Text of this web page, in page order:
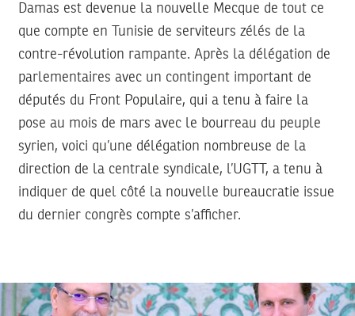
Damas est devenue la nouvelle Mecque de tout ce
que compte en Tunisie de serviteurs zélés de la
contre-révolution rampante. Après la délégation de
parlementaires avec un contingent important de
députés du Front Populaire, qui a tenu à faire la
pose au mois de mars avec le bourreau du peuple
syrien, voici qu’une délégation nombreuse de la
direction de la centrale syndicale, l’UGTT, a tenu à
indiquer de quel côté la nouvelle bureaucratie issue
du dernier congrès compte s’afficher.